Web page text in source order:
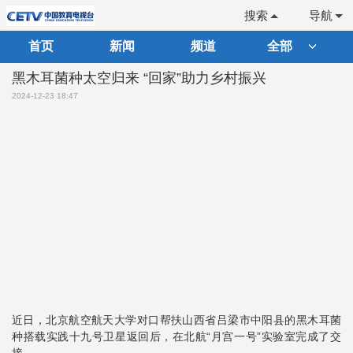
导航
搜索
首页 新闻 频道 全部
黑木耳菌种太空归来 “回家”助力乡村振兴
2024-12-23 18:47
近日，北京航空航天大学对口帮扶山西省吕梁市中阳县的黑木耳菌
种搭载实践十九号卫星返回后，在北航“月宫一号”实验室完成了交